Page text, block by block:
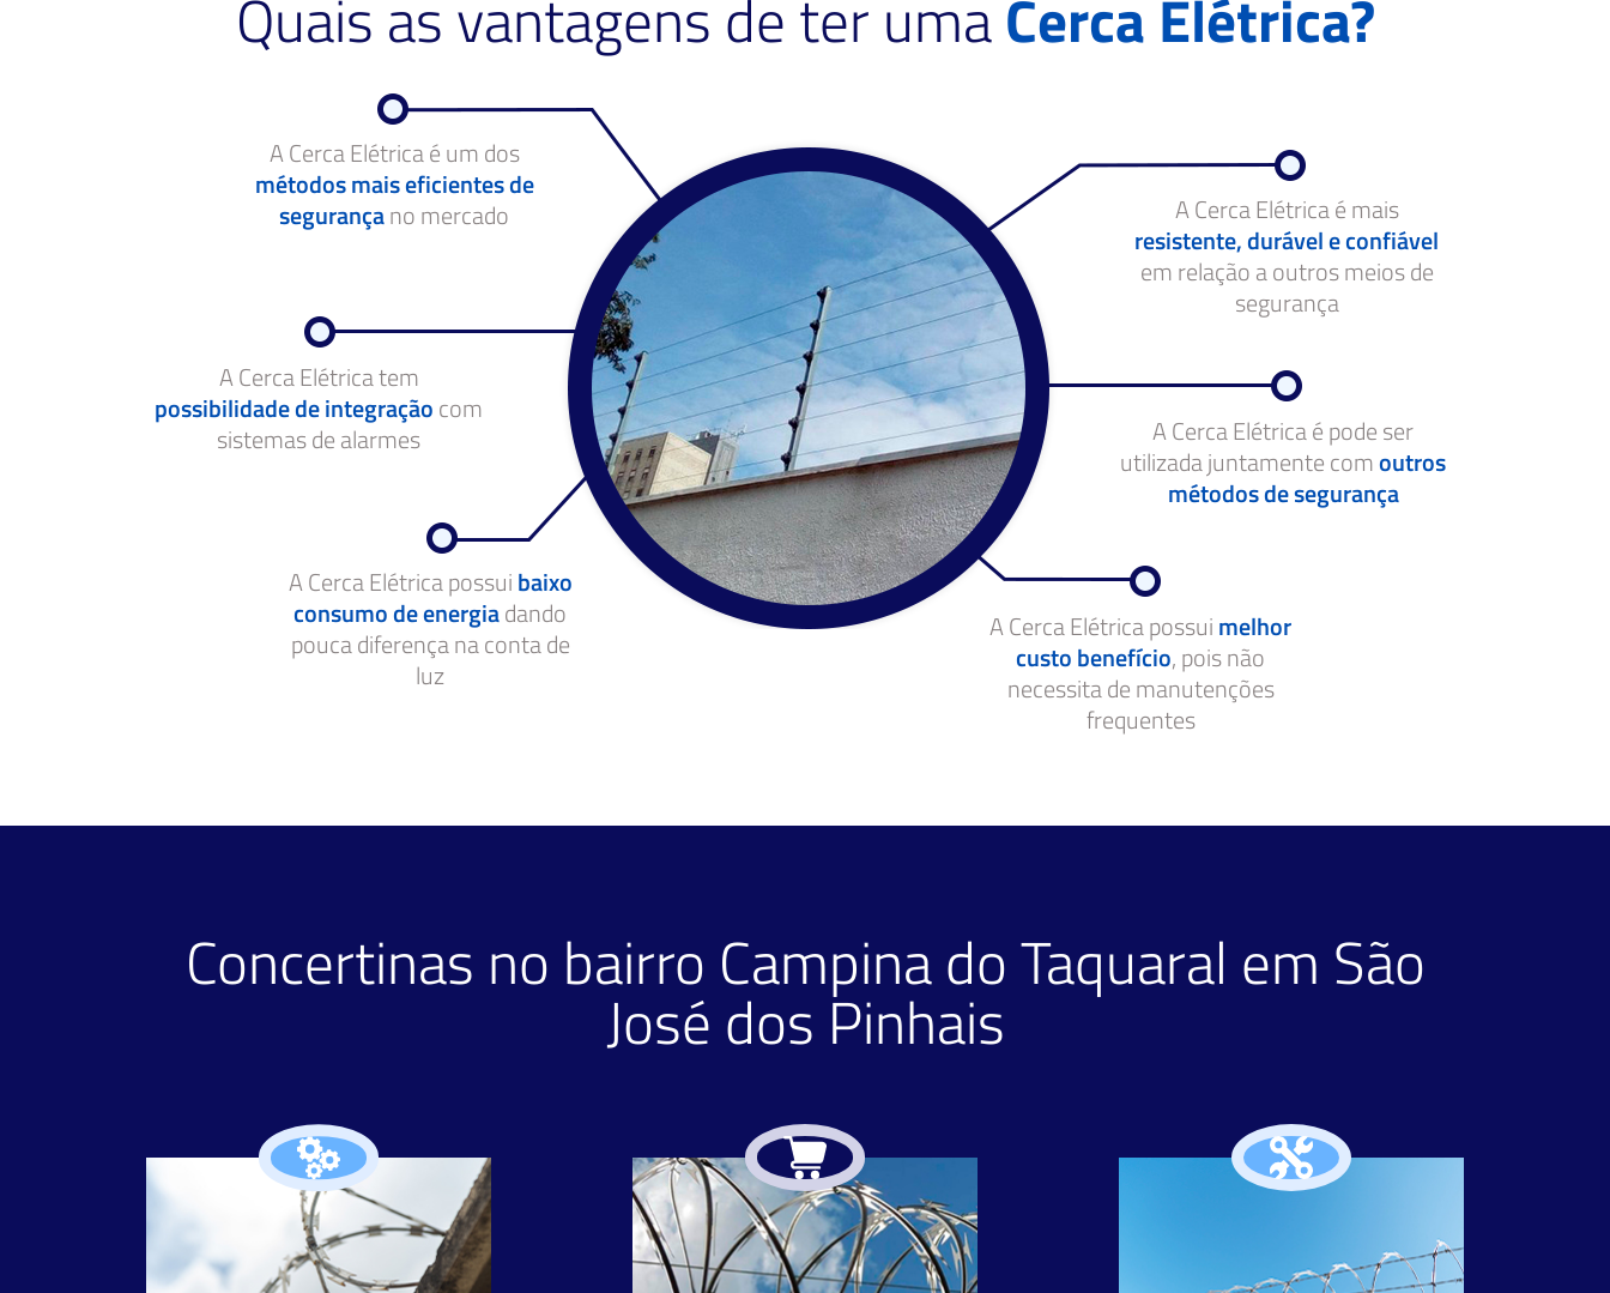
Quais as vantagens de ter umaCerca Elétrica?
A Cerca Elétrica é um dos
métodos mais eficientes de
segurançano mercado
A Cerca Elétrica é mais
resistente, durável e confiável
em relação a outros meios de
segurança
A Cerca Elétrica tem
possibilidade de integraçãocom
sistemas de alarmes
A Cerca Elétrica é pode ser
utilizada juntamente comoutros
métodos de segurança
A Cerca Elétrica possuibaixo
consumo de energiadando
pouca diferença na conta de
luz
A Cerca Elétrica possuimelhor
custo benefício, pois não
necessita de manutenções
frequentes
Concertinas no bairro Campina do Taquaral em São
José dos Pinhais